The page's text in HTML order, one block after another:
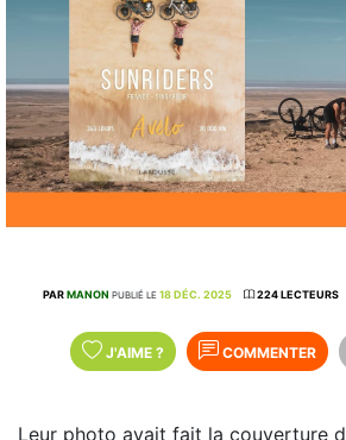
PARMANON PUBLIÉ LE 18 DÉC. 2025 224 LECTEURS
J'AIME ? COMMENTER
Leur photo avait fait la couverture